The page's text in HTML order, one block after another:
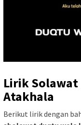
Lirik Solawat
Atakhala
Berikut lirik dengan